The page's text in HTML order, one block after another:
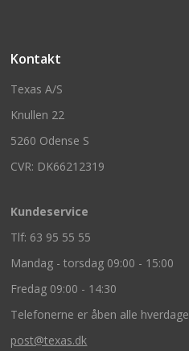
Kontakt
Texas A/S
Knullen 22
5260 Odense S
CVR: DK66212319
Kundeservice
Tlf: 63 95 55 55
Mandag - torsdag 09:00 - 15:00
Fredag 09:00 - 14:30
Telefonerne er åben alle hverdage
post@texas.dk